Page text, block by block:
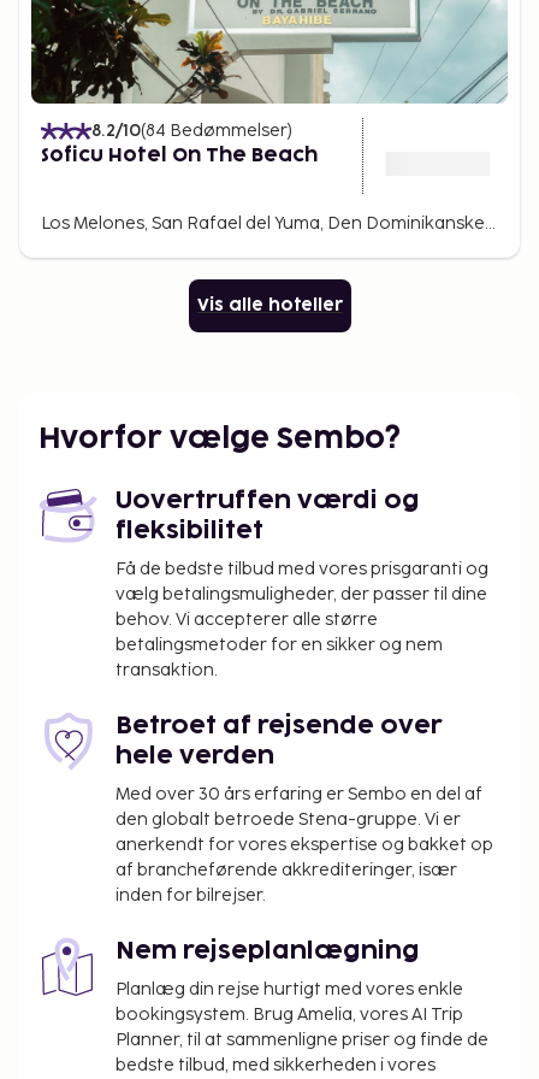
8.2/10(84 Bedømmelser)
Soficu Hotel On The Beach
Los Melones, San Rafael del Yuma, Den Dominikanske Republik
Vis alle hoteller
Hvorfor vælge Sembo?
Uovertruffen værdi og
fleksibilitet
Få de bedste tilbud med vores prisgaranti og
vælg betalingsmuligheder, der passer til dine
behov. Vi accepterer alle større
betalingsmetoder for en sikker og nem
transaktion.
Betroet af rejsende over
hele verden
Med over 30 års erfaring er Sembo en del af
den globalt betroede Stena-gruppe. Vi er
anerkendt for vores ekspertise og bakket op
af brancheførende akkrediteringer, især
inden for bilrejser.
Nem rejseplanlægning
Planlæg din rejse hurtigt med vores enkle
bookingsystem. Brug Amelia, vores AI Trip
Planner, til at sammenligne priser og finde de
bedste tilbud, med sikkerheden i vores